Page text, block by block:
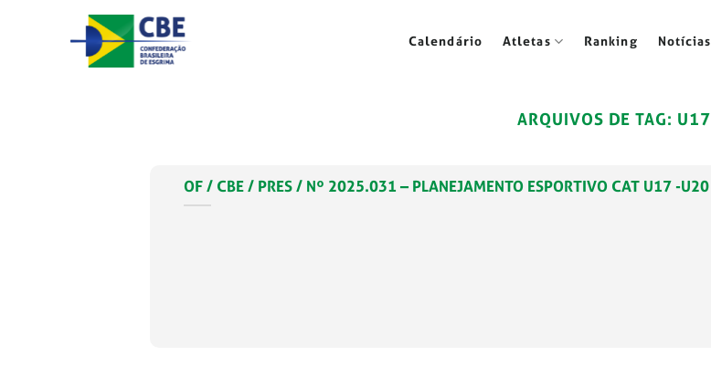
Calendário Atletas Ranking Notícias
ARQUIVOS DE TAG: U17
OF / CBE / PRES / Nº 2025.031 – PLANEJAMENTO ESPORTIVO CAT U17 -U20